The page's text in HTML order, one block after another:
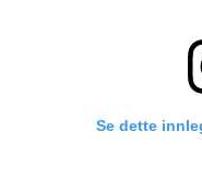
Se dette